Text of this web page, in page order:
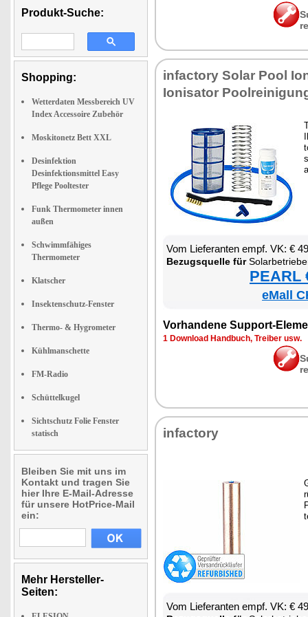
Produkt-Suche:
Shopping:
Wetterdaten Messbereich UV
Index Accessoire Zubehör
Moskitonetz Bett XXL
Desinfektion
Desinfektionsmittel Easy
Pflege Pooltester
Funk Thermometer innen
außen
Schwimmfähiges
Thermometer
Klatscher
Insektenschutz-Fenster
Thermo- & Hygrometer
Kühlmanschette
FM-Radio
Schüttelkugel
Sichtschutz Folie Fenster
statisch
Bleiben Sie mit uns im
Kontakt und tragen Sie
hier Ihre E-Mail-Adresse
für unsere HotPrice-Mail
ein:
Mehr Hersteller-
Seiten:
in­fac­to­ry So­lar Pool
Io­ni­sa­tor
Vom Lie­fe­ran­ten empf. VK: €
Be­zugs­quel­le für
PEARL
eMall
Vor­han­de­ne Sup­port-
1 Down­load Hand­buch, Trei­ber usw.
in­fac­to­ry
Vom Lie­fe­ran­ten empf. VK: €